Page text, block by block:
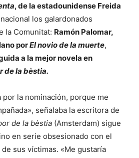
, de la estadounidense Freida
los galardonados
la Comunitat: Ramón Palomar,
porEl novio de la muerte,
a la mejor novela en
de la bèstia.
por la nominación, porque me
señalaba la escritora de
de la bèstia (Amsterdam) sigue
en serie obsesionado con el
sus víctimas. «Me gustaría